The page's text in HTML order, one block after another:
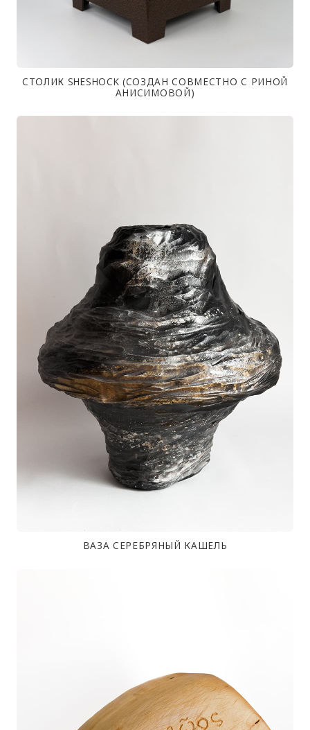
СТОЛИК SHESHOCK (СОЗДАН СОВМЕСТНО С РИНОЙ
АНИСИМОВОЙ)
ВАЗА СЕРЕБРЯНЫЙ КАШЕЛЬ